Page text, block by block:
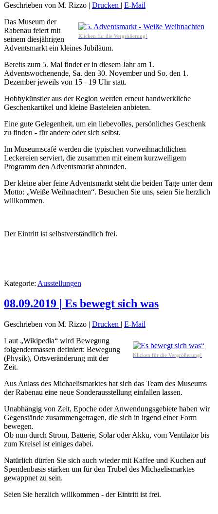
Geschrieben von M. Rizzo | Drucken | E-Mail
Klicken für die Vergrößerung!
Das Museum der
Rabenau feiert mit
seinem diesjährigen
Adventsmarkt ein kleines Jubiläum.
Bereits zum 5. Mal findet er in diesem Jahr am 1.
Adventswochenende, Sa. den 30. November und So. den 1.
Dezember jeweils von 15 - 19 Uhr statt.
Hobbykünstler aus der Region werden erneut handwerkliche
Geschenkartikel und kleine Basteleien anbieten.
Eine gute Gelegenheit, um ein liebevolles, persönliches Geschenk
zu finden - für andere oder sich selbst.
Im Museumscafé werden die typischen vorweihnachtlichen
Leckereien serviert, die zusammen mit einem kurzweiligem
Programm den Adventsmarkt abrunden.
Der kleine aber feine Adventsmarkt steht die beiden Tage unter dem
Motto: „Weiße Weihnachten“. Besuchen Sie uns, seien Sie herzlich
willkommen.
Der Eintritt ist selbstverständlich frei.
Kategorie: Ausstellungen
08.09.2019 | Es bewegt sich was
Geschrieben von M. Rizzo | Drucken | E-Mail
Klicken für die Vergrößerung!
Laut „Wikipedia“ wird Bewegung
folgendermassen definiert: Bewegung
(Physik), Ortsveränderung mit der
Zeit.
Aus Anlass des Michaelismarktes hat sich das Team des Museums
der Rabenau eine neue Sonderausstellung einfallen lassen.
Unabhängig von Zeit, Epoche oder Anwendungsgebiete haben wir
Gegenstände zusammengetragen, die sich in irgend einer Form
bewegen.
Ob nun durch Strom, Batterie, Solar oder Akku, vom Ventilator bis
zum Kreisel ist einiges dabei.
Natürlich dürfen Sie sich auch wieder mit Kaffee und Kuchen auf
Spendenbasis stärken um für den Trubel des Michaelismarktes
gewappnet zu sein.
Seien Sie herzlich willkommen - der Eintritt ist frei.